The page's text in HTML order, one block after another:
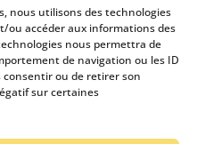
nous utilisons des technologies
ou accéder aux informations des
nous permettra de
de navigation ou les ID
consentir ou de retirer son
sur certaines